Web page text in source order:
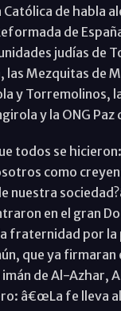
de habla
de
judías de
las Mezquitas de
y Torremolinos,
y la ONG Paz
todos se
como
nuestra
en el gran
fraternidad por la
que ya firmaran
de Al-Azhar,
â€œLa fe lleva